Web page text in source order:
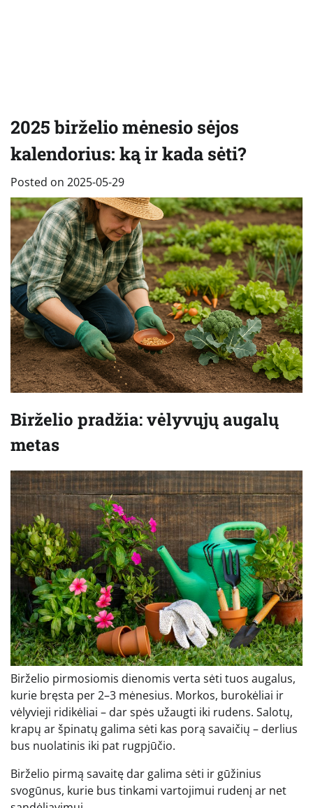
2025 birželio mėnesio sėjos
kalendorius: ką ir kada sėti?
Posted on 2025-05-29
Birželio pradžia: vėlyvųjų augalų
metas
Birželio pirmosiomis dienomis verta sėti tuos augalus,
kurie bręsta per 2–3 mėnesius. Morkos, burokėliai ir
vėlyvieji ridikėliai – dar spės užaugti iki rudens. Salotų,
krapų ar špinatų galima sėti kas porą savaičių – derlius
bus nuolatinis iki pat rugpjūčio.
Birželio pirmą savaitę dar galima sėti ir gūžinius
svogūnus, kurie bus tinkami vartojimui rudenį ar net